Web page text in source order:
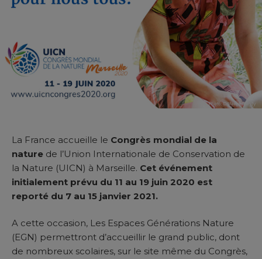
La France accueille le Congrès mondial de la
nature de l’Union Internationale de Conservation de
la Nature (UICN) à Marseille. Cet événement
initialement prévu du 11 au 19 juin 2020 est
reporté du 7 au 15 janvier 2021.
A cette occasion, Les Espaces Générations Nature
(EGN) permettront d’accueillir le grand public, dont
de nombreux scolaires, sur le site même du Congrès,